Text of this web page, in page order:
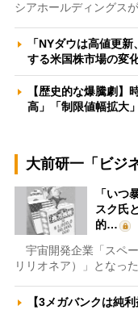
シアホールディングス
「NYダウは高値更
する米国株市場の
【歴史的な爆騰劇】
高」「制限値幅拡
大前研一「ビジ
「いつ
スク氏
的…
宇宙開発企業「スペ
リリオネア）」となっ
【3メガバンクは純